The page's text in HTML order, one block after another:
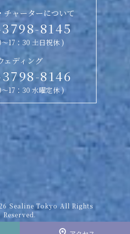
チャーターについて
8145
17：30 土日祝休 )
ェディング
8146
17：30 水曜定休 )
Sealine Tokyo All Rights
Reserved.